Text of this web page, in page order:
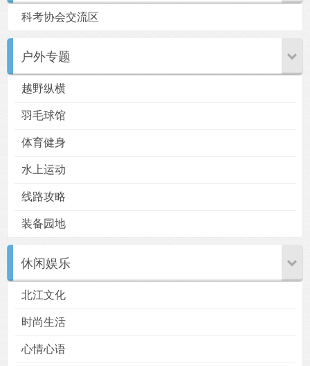
科考协会交流区
户外专题
越野纵横
羽毛球馆
体育健身
水上运动
线路攻略
装备园地
休闲娱乐
北江文化
时尚生活
心情心语